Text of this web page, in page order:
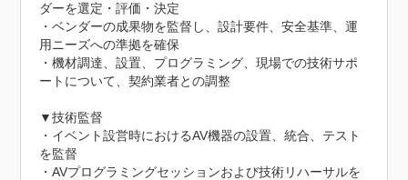
ダーを選定・評価・決定
・ベンダーの成果物を監督し、設計要件、安全基準、運
用ニーズへの準拠を確保
・機材調達、設置、プログラミング、現場での技術サポ
ートについて、契約業者との調整
▼技術監督
・イベント設営時におけるAV機器の設置、統合、テスト
を監督
・AVプログラミングセッションおよび技術リハーサルを